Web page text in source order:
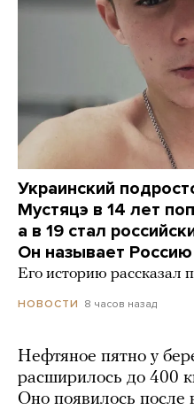
Украинский
Мустяцэ в 14 лет
а в 19 стал
Он называет
Его историю рассказал
НОВОСТИ 8 часов назад
Нефтяное пятно у
расширилось до 400
Оно появилось после